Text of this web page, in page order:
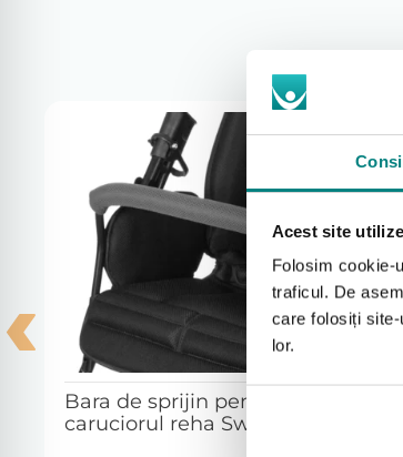
Acest site
Folosim cookie-
traficul. De
care folosiți
lor.
reducerea expunerii la lumina directa;
protectie impotriva ploii usoare;
utilizare zilnica in exterior;
cresterea confortului copilului.
Pentru cine este recomandata
Copertina este recomandata
Pentru alegerea corecta a accesoriilor
Garantie si livrare
Produs original compatibil cu caruciorul
Livrarea se realizeaza in 2–3 zile
Bara de sprijin pentru
caruciorul reha Swifty 2